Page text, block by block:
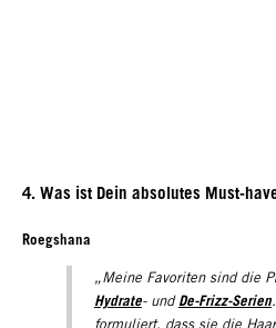
4. Was ist Dein absolutes Must-
Roegshana
„Meine Favoriten sind die
Hydrate- und De-Frizz-Serien
formuliert, dass sie die